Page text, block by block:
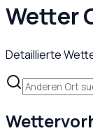
Wetter
Detaillierte